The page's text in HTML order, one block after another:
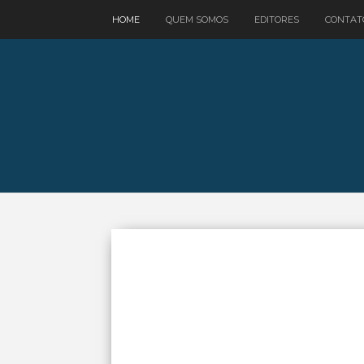
HOME QUEM SOMOS EDITORES